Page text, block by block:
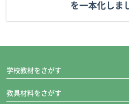
を一本化しま
学校教材
学校教材をさがす
教具材料をさがす